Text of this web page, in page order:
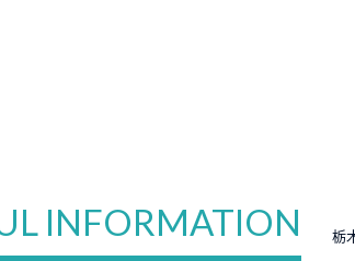
INFORMATION 栃